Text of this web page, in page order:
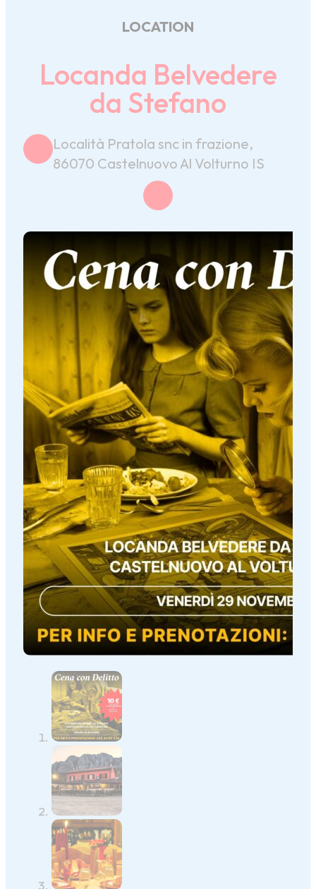
LOCATION
Locanda Belvedere
da Stefano
Località Pratola snc in frazione,
86070 Castelnuovo Al Volturno IS